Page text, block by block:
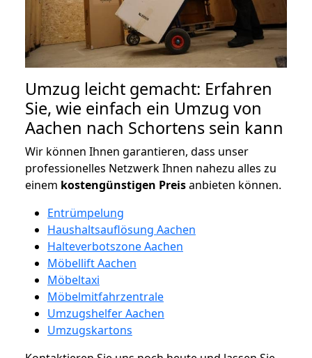
Umzug leicht gemacht: Erfahren
Sie, wie einfach ein Umzug von
Aachen nach Schortens sein kann
Wir können Ihnen garantieren, dass unser
professionelles Netzwerk Ihnen nahezu alles zu
einem kostengünstigen Preisanbieten können.
Entrümpelung
Haushaltsauflösung Aachen
Halteverbotszone Aachen
Möbellift Aachen
Möbeltaxi
Möbelmitfahrzentrale
Umzugshelfer Aachen
Umzugskartons